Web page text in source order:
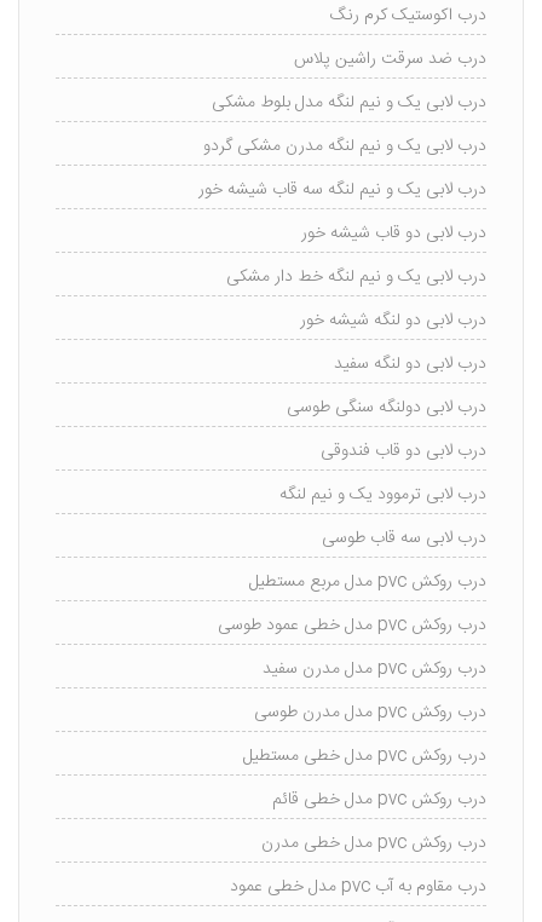
درب اکوستیک کرم رنگ
درب ضد سرقت راشین پلاس
درب لابی یک و نیم لنگه مدل بلوط مشکی
درب لابی یک و نیم لنگه مدرن مشکی گردو
درب لابی یک و نیم لنگه سه قاب شیشه خور
درب لابی دو قاب شیشه خور
درب لابی یک و نیم لنگه خط دار مشکی
درب لابی دو لنگه شیشه خور
درب لابی دو لنگه سفید
درب لابی دولنگه سنگی طوسی
درب لابی دو قاب فندوقی
درب لابی ترموود یک و نیم لنگه
درب لابی سه قاب طوسی
درب روکش pvc مدل مربع مستطیل
درب روکش pvc مدل خطی عمود طوسی
درب روکش pvc مدل مدرن سفید
درب روکش pvc مدل مدرن طوسی
درب روکش pvc مدل خطی مستطیل
درب روکش pvc مدل خطی قائم
درب روکش pvc مدل خطی مدرن
درب مقاوم به آب pvc مدل خطی عمود